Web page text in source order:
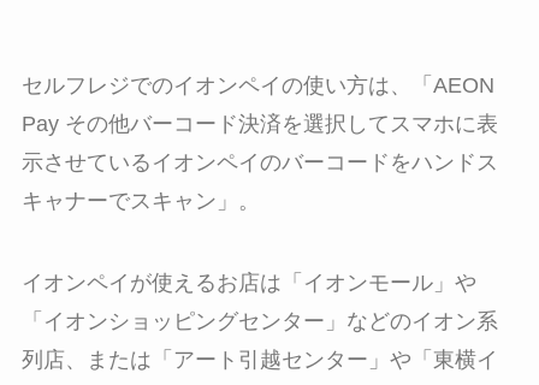
セルフレジでのイオンペイの使い方は、「AEON
Pay その他バーコード決済を選択してスマホに表
示させているイオンペイのバーコードをハンドス
キャナーでスキャン」。
イオンペイが使えるお店は「イオンモール」や
「イオンショッピングセンター」などのイオン系
列店、または「アート引越センター」や「東横イ